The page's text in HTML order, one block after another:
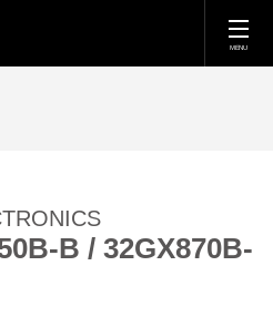
MENU
B / 32GX870B-